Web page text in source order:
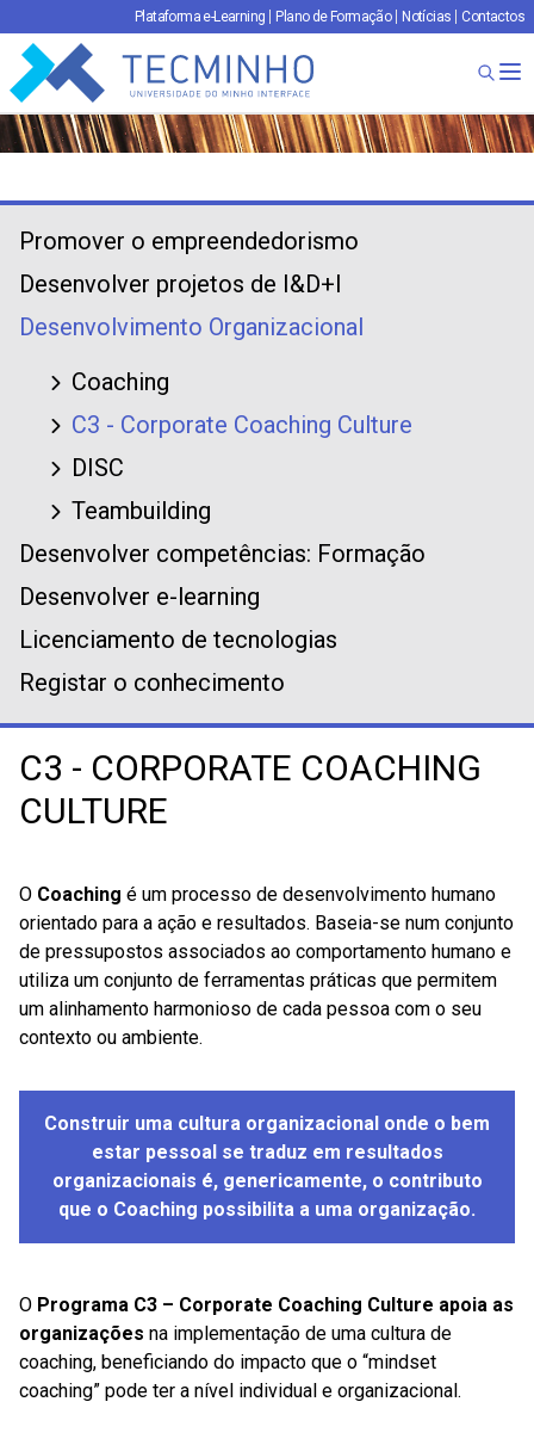
Plataforma e-Learning Plano de Formação Notícias Contactos
TECMINHO
Promover o empreendedorismo
Desenvolver projetos de I&D+I
Desenvolvimento Organizacional
Coaching
C3 - Corporate Coaching Culture
DISC
Teambuilding
Desenvolver competências: Formação
Desenvolver e-learning
Licenciamento de tecnologias
Registar o conhecimento
C3 - CORPORATE COACHING
CULTURE
O Coaching é um processo de desenvolvimento humano
orientado para a ação e resultados. Baseia-se num conjunto
de pressupostos associados ao comportamento humano e
utiliza um conjunto de ferramentas práticas que permitem
um alinhamento harmonioso de cada pessoa com o seu
contexto ou ambiente.
Construir uma cultura organizacional onde o bem
estar pessoal se traduz em resultados
organizacionais é, genericamente, o contributo
que o Coaching possibilita a uma organização.
O Programa C3 – Corporate Coaching Culture apoia as
organizações na implementação de uma cultura de
coaching, beneficiando do impacto que o “mindset
coaching” pode ter a nível individual e organizacional.